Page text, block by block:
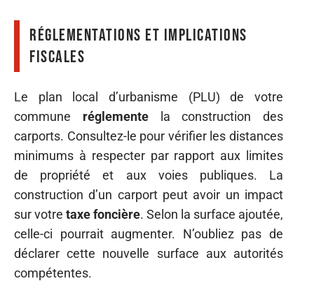
Réglementations et implications
fiscales
Le plan local d’urbanisme (PLU) de votre
commune réglementela construction des
carports. Consultez-le pour vérifier les distances
minimums à respecter par rapport aux limites
de propriété et aux voies publiques. La
construction d’un carport peut avoir un impact
sur votre taxe foncière. Selon la surface ajoutée,
celle-ci pourrait augmenter. N’oubliez pas de
déclarer cette nouvelle surface aux autorités
compétentes.